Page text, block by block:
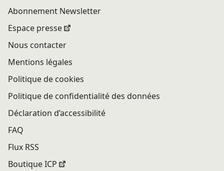
Abonnement Newsletter
Espace presse
Nous contacter
Mentions légales
Politique de cookies
Politique de confidentialité des données
Déclaration d’accessibilité
FAQ
Flux RSS
Boutique ICP